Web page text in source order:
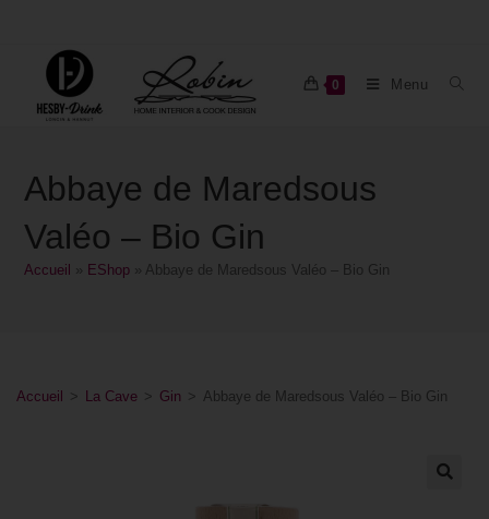
0 Menu
Abbaye de Maredsous
Valéo – Bio Gin
Accueil EShop Abbaye de Maredsous Valéo – Bio Gin
Accueil > La Cave > Gin > Abbaye de Maredsous Valéo – Bio Gin